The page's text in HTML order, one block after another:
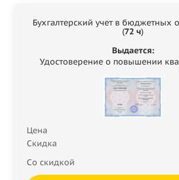
Бухгалтерский учет в бюджетных
(72 ч)
Выдается:
Удостоверение о повышении
Цена
Скидка
Со скидкой